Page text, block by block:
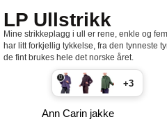
LP Ullstrikk
Mine strikkeplagg i ull er rene, enkle og
har litt forkjellig tykkelse, fra den tynneste
de fint brukes hele det norske året.
+3
Ann Carin jakke